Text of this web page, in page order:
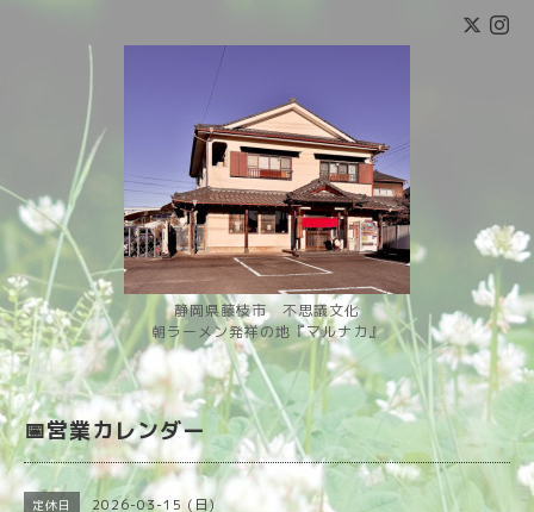
静岡県藤枝市 不思議文化
朝ラーメン発祥の地『マルナカ』
📅営業カレンダー
定休日 2026-03-15 (日)